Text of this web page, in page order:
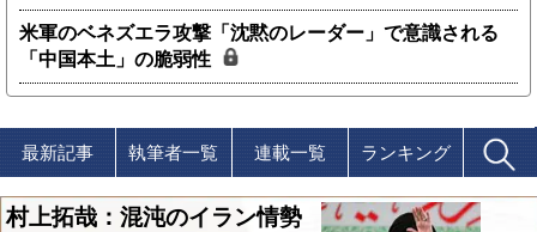
米軍のベネズエラ攻撃「沈黙のレーダー」で意識される
「中国本土」の脆弱性
最新記事 執筆者一覧 連載一覧 ランキング
村上拓哉：混沌のイラン情勢